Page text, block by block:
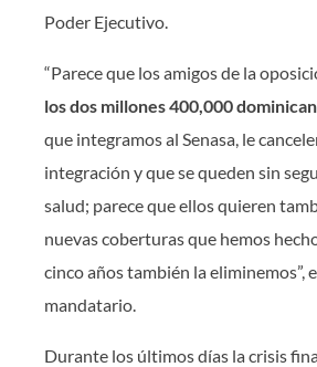
Poder Ejecutivo.
“Parece que los amigos de la
los dos millones 400,000
que integramos al Senasa, le
integración y que se queden sin
salud; parece que ellos quieren
nuevas coberturas que hemos
cinco años también la eliminemos”,
mandatario.
Durante los últimos días la crisis